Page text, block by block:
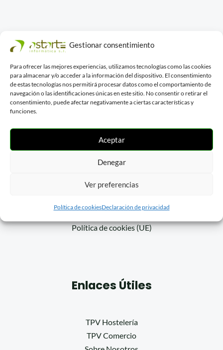
Gestionar consentimiento
Para ofrecer las mejores experiencias, utilizamos tecnologías como las cookies
para almacenar y/o acceder a la información del dispositivo. El consentimiento
de estas tecnologías nos permitirá procesar datos como el comportamiento de
navegación o las identificaciones únicas en este sitio. No consentir o retirar el
consentimiento, puede afectar negativamente a ciertas características y
funciones.
Aceptar
Denegar
Ver preferencias
Política de cookiesDeclaración de privacidad
Contáctanos
Plaza Uncibay, 3, 1 OF. 8
29008 Málaga (España)
Teléfono: (+34)952 60 18 49
Declaración de privacidad (UE)
Política de cookies (UE)
Enlaces Útiles
TPV Hostelería
TPV Comercio